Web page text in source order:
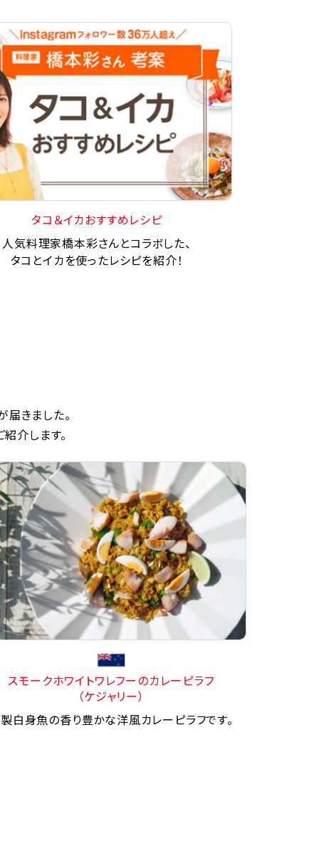
タコ＆イカおすすめレシピ
人気料理家橋本彩さんとコラボした、
タコとイカを使ったレシピを紹介！
きました。
介します。
スモークホワイトワレフーのカレーピラフ
（ケジャリー）
白身魚の香り豊かな洋風カレーピラフです。